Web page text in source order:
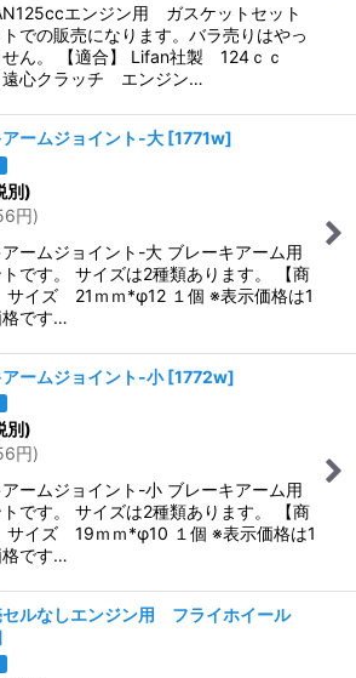
エンジン用 ガスケットセット
での販売になります。バラ売りはやっ
せん。 【適合】 Lifan社製 124ｃｃ
心クラッチ エンジン…
ームジョイント-大 [1771w]
別)
円)
ームジョイント-大 ブレーキアーム用
です。 サイズは2種類あります。 【商
サイズ 21ｍｍ*φ12 １個 ※表示価格は1
格です…
ームジョイント-小 [1772w]
別)
円)
ームジョイント-小 ブレーキアーム用
です。 サイズは2種類あります。 【商
サイズ 19ｍｍ*φ10 １個 ※表示価格は1
格です…
セルなしエンジン用 フライホイール